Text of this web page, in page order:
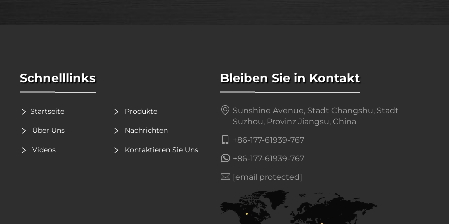
Schnelllinks
Startseite Produkte
Über Uns Nachrichten
Videos Kontaktieren Sie Uns
Bleiben Sie in Kontakt
Sunshine Avenue, Stadt Changshu, Stadt
Suzhou, Provinz Jiangsu, China
+86-177-61939-767
+86-177-61939-767
[email protected]